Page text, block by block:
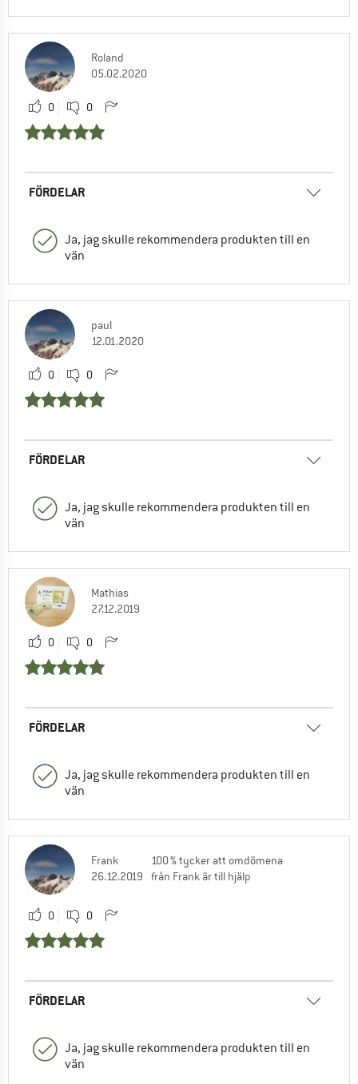
Roland
05.02.2020
0 0
FÖRDELAR
Ja, jag skulle rekommendera produkten till en
vän
paul
12.01.2020
0 0
FÖRDELAR
Ja, jag skulle rekommendera produkten till en
vän
Mathias
27.12.2019
0 0
FÖRDELAR
Ja, jag skulle rekommendera produkten till en
vän
Frank
26.12.2019
100 % tycker att omdömena
från Frank är till hjälp
0 0
FÖRDELAR
Ja, jag skulle rekommendera produkten till en
vän